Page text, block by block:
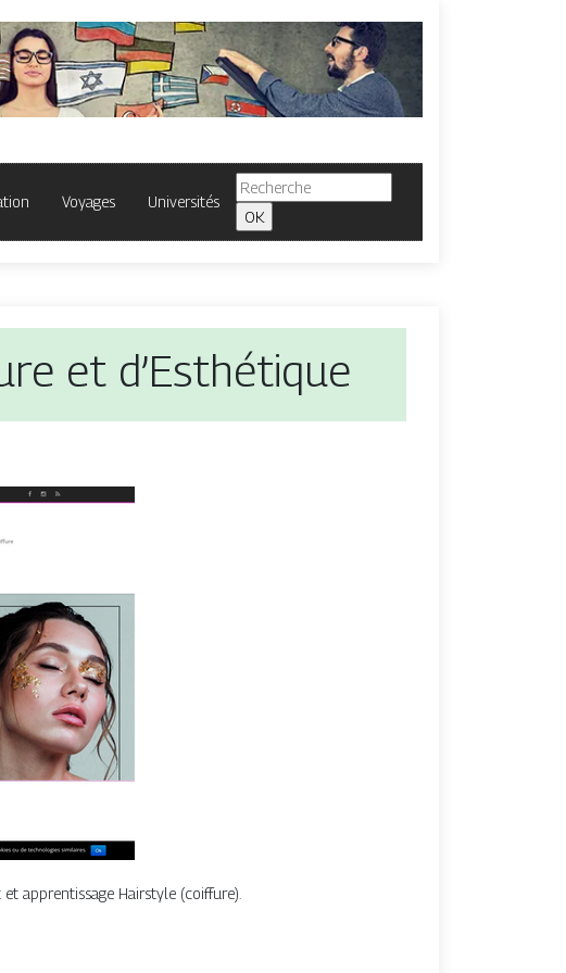
Voyages Universités
et d’Esthétique
apprentissage Hairstyle (coiffure).